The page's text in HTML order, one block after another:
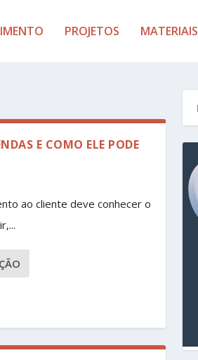
PROJETOS MATERIAIS
E COMO ELE PODE
ao cliente deve conhecer o